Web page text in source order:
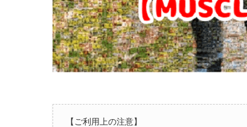
【ご利用上の注意】